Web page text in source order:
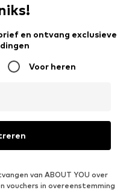
en ontvang exclusieve
Voor heren
van ABOUT YOU over
vouchers in overeenstemming